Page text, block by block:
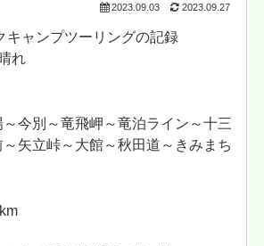
2023.09.03 2023.09.27
キャンプツーリングの記録
れ
今別～竜飛岬～竜泊ライン～十三
矢立峠～大館～秋田道～きみまち